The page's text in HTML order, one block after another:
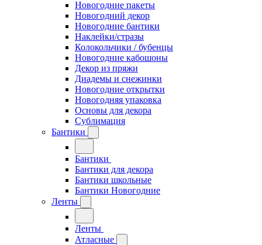
Новогодние пакеты
Новогодний декор
Новогодние бантики
Наклейки/стразы
Колокольчики / бубенцы
Новогодние кабошоны
Декор из пряжи
Диадемы и снежинки
Новогодние открытки
Новогодняя упаковка
Основы для декора
Сублимация
Бантики
Бантики
Бантики для декора
Бантики школьные
Бантики Новогодние
Ленты
Ленты
Атласные